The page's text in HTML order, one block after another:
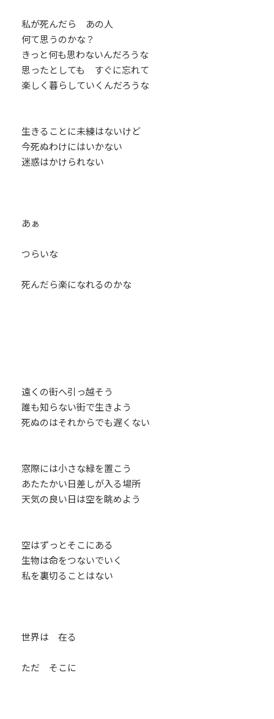
私が死んだら あの人
何て思うのかな？
きっと何も思わないんだろうな
思ったとしても すぐに忘れて
楽しく暮らしていくんだろうな
生きることに未練はないけど
今死ぬわけにはいかない
迷惑はかけられない
あぁ
つらいな
死んだら楽になれるのかな
遠くの街へ引っ越そう
誰も知らない街で生きよう
死ぬのはそれからでも遅くない
窓際には小さな緑を置こう
あたたかい日差しが入る場所
天気の良い日は空を眺めよう
空はずっとそこにある
生物は命をつないでいく
私を裏切ることはない
世界は 在る
ただ そこに